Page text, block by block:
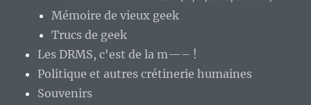
Mémoire de vieux geek
Trucs de geek
Les DRMS, c'est de la m—– !
Politique et autres crétinerie humaines
Souvenirs